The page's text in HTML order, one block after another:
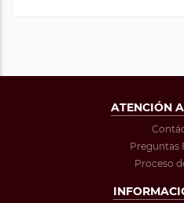
ATENCIÓN
Preguntas
Proceso